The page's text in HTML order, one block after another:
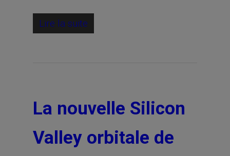
Lire la suite
La nouvelle Silicon
Valley orbitale de